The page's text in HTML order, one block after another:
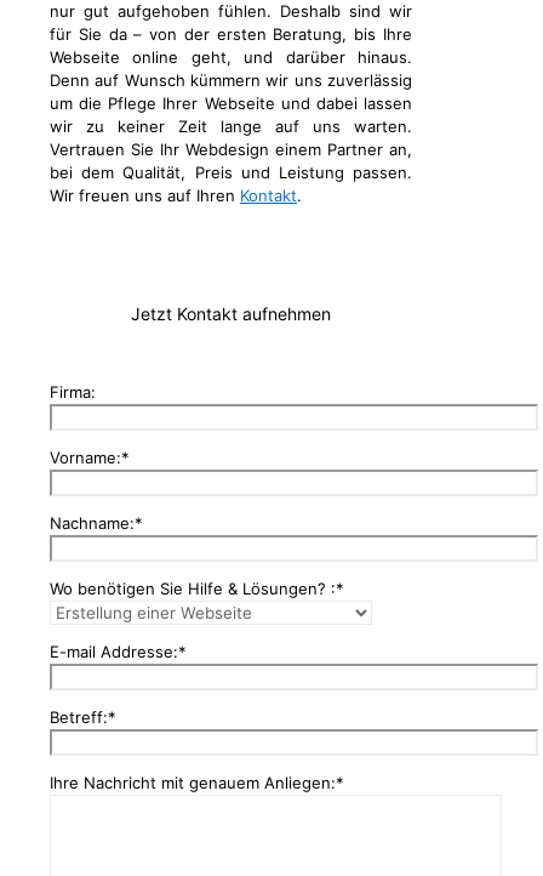
nur gut aufgehoben fühlen. Deshalb sind wir
für Sie da – von der ersten Beratung, bis Ihre
Webseite online geht, und darüber hinaus.
Denn auf Wunsch kümmern wir uns zuverlässig
um die Pflege Ihrer Webseite und dabei lassen
wir zu keiner Zeit lange auf uns warten.
Vertrauen Sie Ihr Webdesign einem Partner an,
bei dem Qualität, Preis und Leistung passen.
Wir freuen uns auf Ihren Kontakt.
Jetzt Kontakt aufnehmen
Firma:
Vorname:*
Nachname:*
Wo benötigen Sie Hilfe & Lösungen? :*
E-mail Addresse:*
Betreff:*
Ihre Nachricht mit genauem Anliegen:*